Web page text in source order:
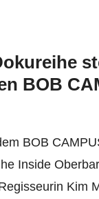
BOB
BOB
Inside
Kim